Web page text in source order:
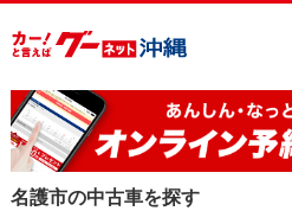
名護市の中古車を探す